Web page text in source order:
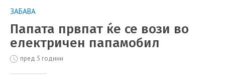
ЗАБАВА
Папата првпат ќе се вози во
електричен папамобил
пред 5 години